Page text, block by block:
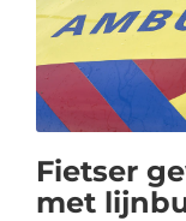
Fietser
met